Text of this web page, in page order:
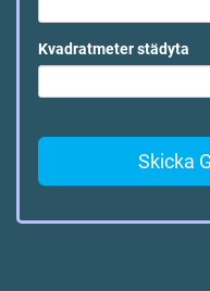
Kvadratmeter städyta
Skicka